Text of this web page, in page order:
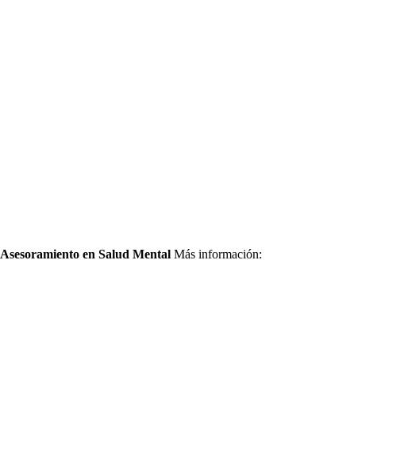
Asesoramiento en Salud Mental Más información: